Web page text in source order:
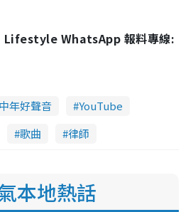
Lifestyle WhatsApp 報料專線:
中年好聲音
YouTube
歌曲 律師
本地熱話